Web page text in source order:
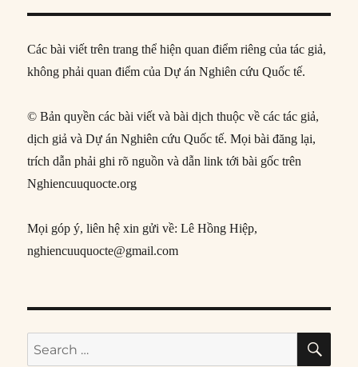
Các bài viết trên trang thể hiện quan điểm riêng của tác giả,
không phải quan điểm của Dự án Nghiên cứu Quốc tế.
© Bản quyền các bài viết và bài dịch thuộc về các tác giả,
dịch giả và Dự án Nghiên cứu Quốc tế. Mọi bài đăng lại,
trích dẫn phải ghi rõ nguồn và dẫn link tới bài gốc trên
Nghiencuuquocte.org
Mọi góp ý, liên hệ xin gửi về: Lê Hồng Hiệp,
nghiencuuquocte@gmail.com
Search